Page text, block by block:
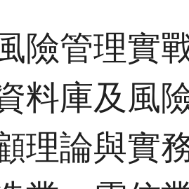
險管理實
料庫及風
理論與實